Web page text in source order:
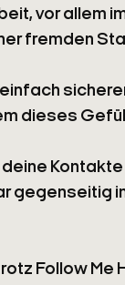
vor allem
fremden
dieses
deine
gegenseitig
Follow Me